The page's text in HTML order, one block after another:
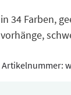
34 Farben,
Artikelnummer: